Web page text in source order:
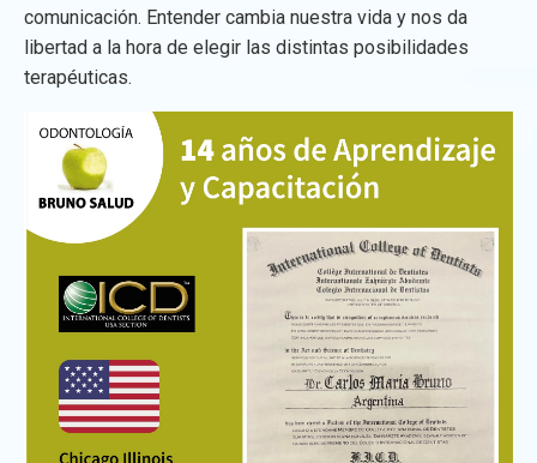
comunicación. Entender cambia nuestra vida y nos da
libertad a la hora de elegir las distintas posibilidades
terapéuticas.